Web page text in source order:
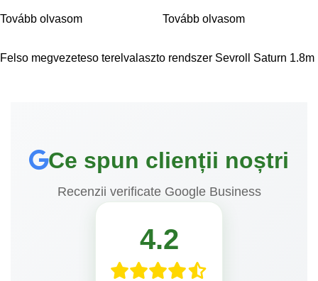
Tovább olvasom Tovább olvasom
Felso megvezeteso terelvalaszto rendszer Sevroll Saturn 1.8m
Ce spun clienții noștri
Recenzii verificate Google Business
4.2